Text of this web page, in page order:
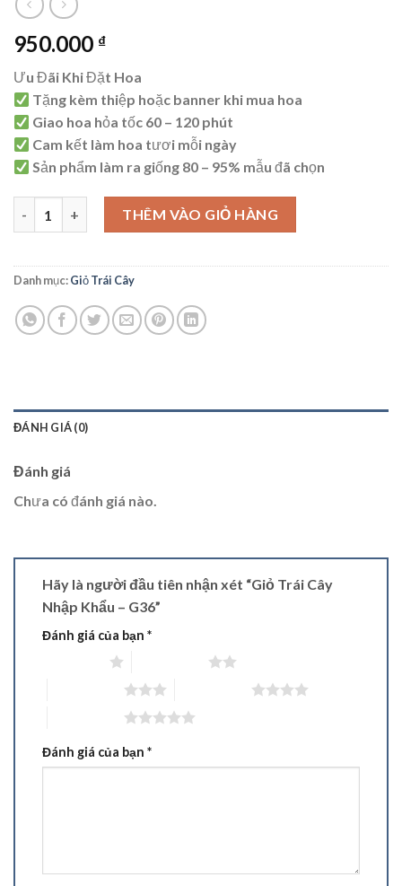
950.000 ₫
Ưu Đãi Khi Đặt Hoa
Tặng kèm thiệp hoặc banner khi mua hoa
Giao hoa hỏa tốc 60 – 120 phút
Cam kết làm hoa tươi mỗi ngày
Sản phẩm làm ra giống 80 – 95% mẫu đã chọn
Giỏ Trái Cây Nhập Khẩu - G36 số lượng
THÊM VÀO GIỎ HÀNG
Danh mục:Giỏ Trái Cây
ĐÁNH GIÁ (0)
Đánh giá
Chưa có đánh giá nào.
Hãy là người đầu tiên nhận xét “Giỏ Trái Cây
Nhập Khẩu – G36”
Đánh giá của bạn *
Đánh giá của bạn *